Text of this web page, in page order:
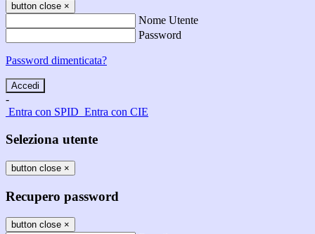
button close ×
Nome Utente
Password
Password dimenticata?
-
Entra con SPID Entra con CIE
Seleziona utente
button close ×
Recupero password
button close ×